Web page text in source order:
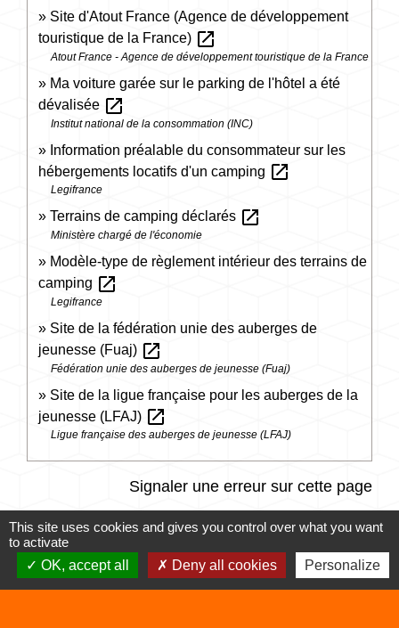
Site d'Atout France (Agence de développement
touristique de la France) open_in_new
Atout France - Agence de développement touristique de la France
Ma voiture garée sur le parking de l'hôtel a été
dévalisée open_in_new
Institut national de la consommation (INC)
Information préalable du consommateur sur les
hébergements locatifs d'un camping open_in_new
Legifrance
Terrains de camping déclarés open_in_new
Ministère chargé de l'économie
Modèle-type de règlement intérieur des terrains de
camping open_in_new
Legifrance
Site de la fédération unie des auberges de
jeunesse (Fuaj) open_in_new
Fédération unie des auberges de jeunesse (Fuaj)
Site de la ligue française pour les auberges de la
jeunesse (LFAJ) open_in_new
Ligue française des auberges de jeunesse (LFAJ)
Signaler une erreur sur cette page
This site uses cookies and gives you control over what you want
to activate
OK, accept all
Deny all cookies Personalize